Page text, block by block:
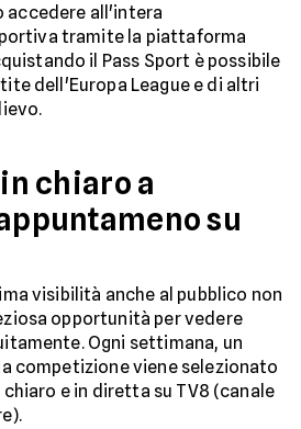
accedere all'intera
tramite la piattaforma
il Pass Sport è possibile
dell'Europa League e di altri
chiaro a
su
visibilità anche al pubblico non
opportunità per vedere
Ogni settimana, un
competizione viene selezionato
e in diretta su TV8 (canale